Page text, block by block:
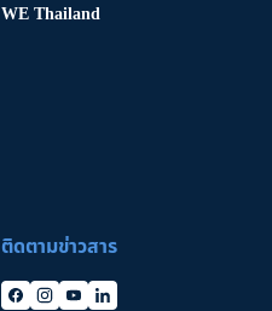
WE Thailand
ติดตามข่าวสาร